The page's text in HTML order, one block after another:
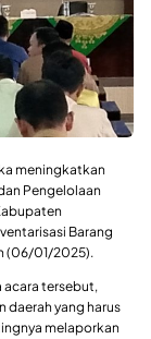
meningkatkan
Pengelolaan
Barang
(06/01/2025).
acara tersebut,
daerah yang harus
melaporkan